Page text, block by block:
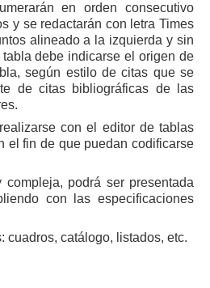
en orden consecutivo
y se redactarán con letra Times
alineado a la izquierda y sin
debe indicarse el origen de
según estilo de citas que se
de citas bibliográficas de las
con el editor de tablas
el fin de que puedan codificarse
podrá ser presentada
con las especificaciones
cuadros, catálogo, listados, etc.